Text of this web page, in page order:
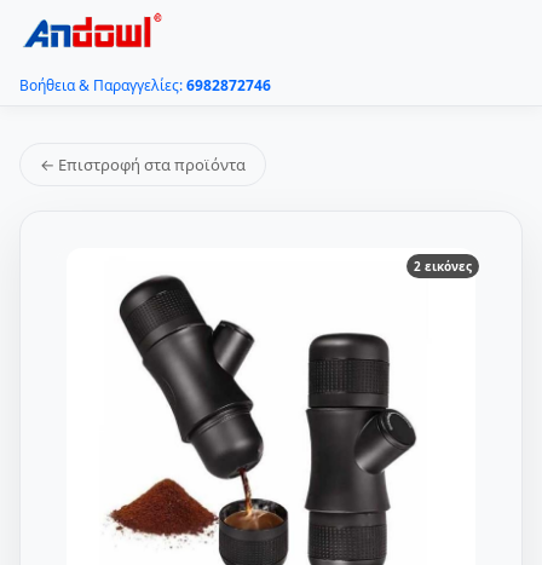
Βοήθεια & Παραγγελίες:6982872746
← Επιστροφή στα προϊόντα
2 εικόνες